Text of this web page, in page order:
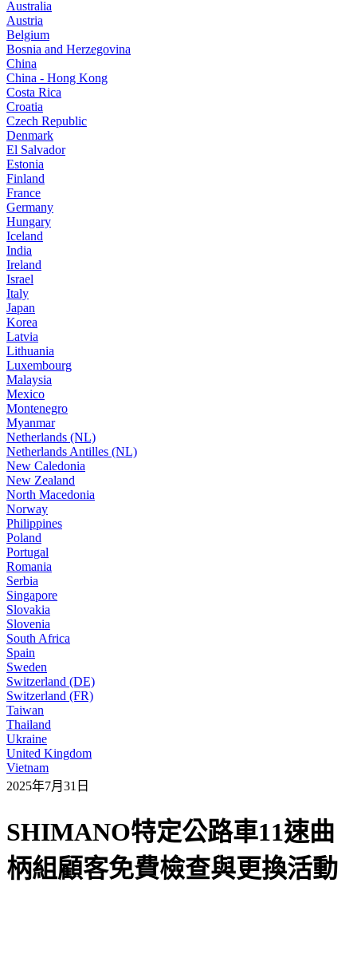
Australia
Austria
Belgium
Bosnia and Herzegovina
China
China - Hong Kong
Costa Rica
Croatia
Czech Republic
Denmark
El Salvador
Estonia
Finland
France
Germany
Hungary
Iceland
India
Ireland
Israel
Italy
Japan
Korea
Latvia
Lithuania
Luxembourg
Malaysia
Mexico
Montenegro
Myanmar
Netherlands (NL)
Netherlands Antilles (NL)
New Caledonia
New Zealand
North Macedonia
Norway
Philippines
Poland
Portugal
Romania
Serbia
Singapore
Slovakia
Slovenia
South Africa
Spain
Sweden
Switzerland (DE)
Switzerland (FR)
Taiwan
Thailand
Ukraine
United Kingdom
Vietnam
2025年7月31日
SHIMANO特定公路車11速曲
柄組顧客免費檢查與更換活動